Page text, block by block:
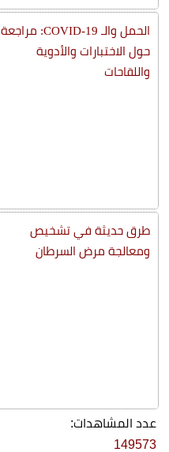
الحمل والـ COVID-19: مراجعة
حول الاختبارات والأدوية
واللقاحات
طرق حديثة في تشخيص
ومعالجة مرض السرطان
عدد المشاهدات:
149573